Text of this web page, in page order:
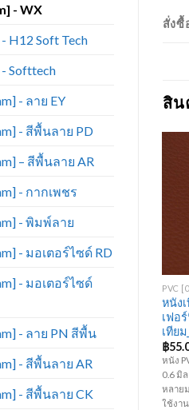
- WX
H12 Soft Tech
Softtech
- ลาย EY
- สีพื้นลาย PD
– สีพื้นลาย AR
- กากเพชร
- พิมพ์ลาย
- มอเตอร์ไซด์ RD
- มอเตอร์ไซด์
- ลาย PN สีพื้น
- สีพื้นลาย AR
- สีพื้นลาย CK
สั่งซื้
สิน
PVC
หนัง
เฟอ
เทีย
฿
หนัง
0.6 มิ
หลาย
ใช้งา
+
PU [1.0 MM] - สีพื้น
หนัง PU ไม่เคลือบมุก ความหนา 1
มีผิวสัมผัสที่นุ่ม ใกล้เคียงกับหนังแท้
มากที่สุด เหมาะสำหรับทำ